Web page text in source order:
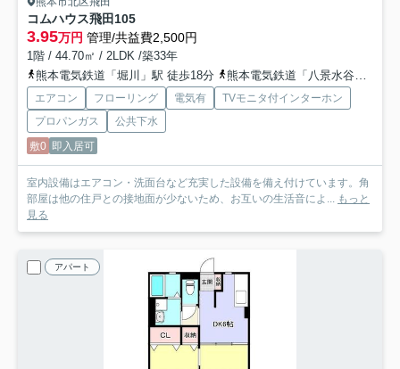
コムハウス飛田 105
3.95万円 管理/共益費2,500円
1階 / 44.70㎡ / 2LDK /築33年
熊本電気鉄道「堀川」駅 徒歩18分
熊本電気鉄道「八景水谷」駅 徒歩23分
エアコン フローリング 電気有
TVモニタ付インターホン
プロパンガス
公共下水
敷0 即入居可
室内設備はエアコン・洗面台など充実した設備を備え付けています。角
部屋は他の住戸との接地面が少ないため、お互いの生活音によ...
もっと
見る
アパート